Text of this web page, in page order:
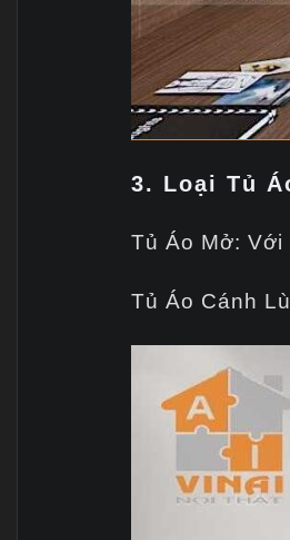
3. Loại Tủ
Tủ Áo Mở:
Tủ Áo Cánh